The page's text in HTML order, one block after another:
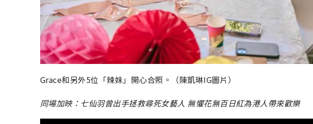
Grace和另外5位「辣妹」開心合照。（陳凱琳IG圖片）
同場加映：七仙羽曾出手拯救尋死女藝人 無懼花無百日紅為港人帶來歡樂